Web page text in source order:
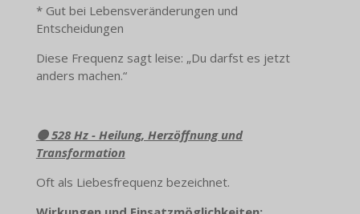
* Gut bei Lebensveränderungen und
Entscheidungen
Diese Frequenz sagt leise: „Du darfst es jetzt
anders machen.“
🟡 528 Hz - Heilung, Herzöffnung und
Transformation
Oft als Liebesfrequenz bezeichnet.